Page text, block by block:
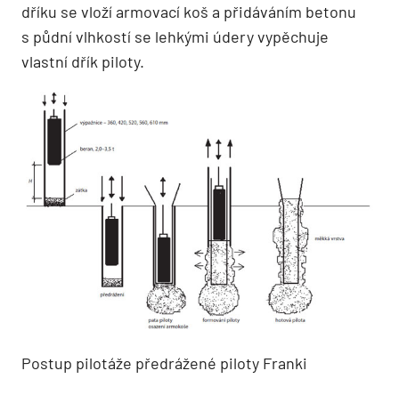
dříku se vloží armovací koš a přidáváním betonu
s půdní vlhkostí se leh­kými údery vypěchuje
vlastní dřík piloty.
Postup pilotáže předrážené piloty Franki